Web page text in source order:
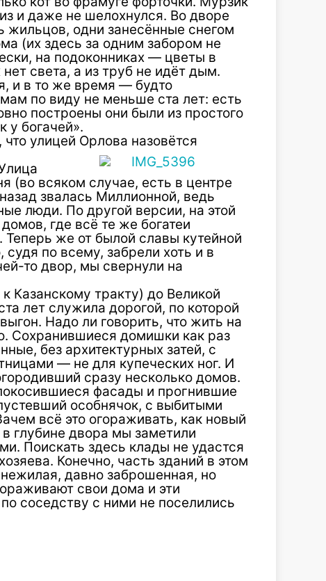
и даже не шелохнулся. Во дворе
жильцов, одни занесённые снегом
(их здесь за одним забором не
на подоконниках — цветы в
света, а из труб не идёт дым.
и в то же время — будто
по виду не меньше ста лет: есть
построены они были из простого
у богачей».
улицей Орлова назовётся
(во всяком случае, есть в центре
звалась Миллионной, ведь
люди. По другой версии, на этой
где всё те же богатеи
же от былой славы кутейной
по всему, забрели хоть и в
то двор, мы свернули на
Казанскому тракту) до Великой
лет служила дорогой, по которой
Надо ли говорить, что жить на
Сохранившиеся домишки как раз
без архитектурных затей, с
— не для купеческих ног. И
сразу несколько домов.
фасады и прогнившие
особнячок, с выбитыми
всё это огораживать, как новый
глубине двора мы заметили
Поискать здесь клады не удастся
Конечно, часть зданий в этом
давно заброшенная, но
свои дома и эти
соседству с ними не поселились